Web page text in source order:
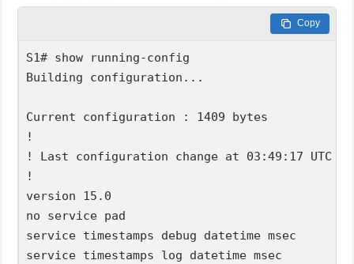
Copy
S1# show running-config
Building configuration...
Current configuration : 1409 bytes
!
! Last configuration change at 03:49:17 UTC
!
version 15.0
no service pad
service timestamps debug datetime msec
service timestamps log datetime msec